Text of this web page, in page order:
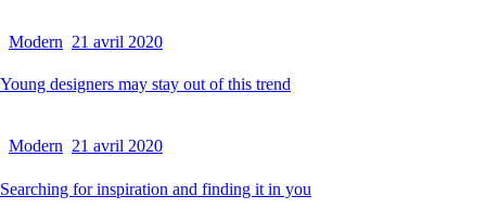
Modern 21 avril 2020
Young designers may stay out of this trend
Modern 21 avril 2020
Searching for inspiration and finding it in you